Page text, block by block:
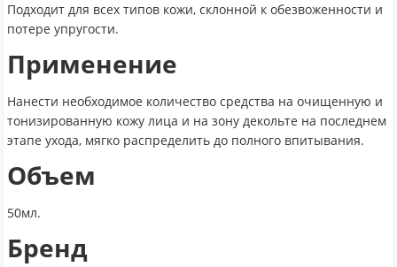
Подходит для всех типов кожи, склонной к обезвоженности и
потере упругости.
Применение
Нанести необходимое количество средства на очищенную и
тонизированную кожу лица и на зону декольте на последнем
этапе ухода, мягко распределить до полного впитывания.
Объем
50мл.
Бренд